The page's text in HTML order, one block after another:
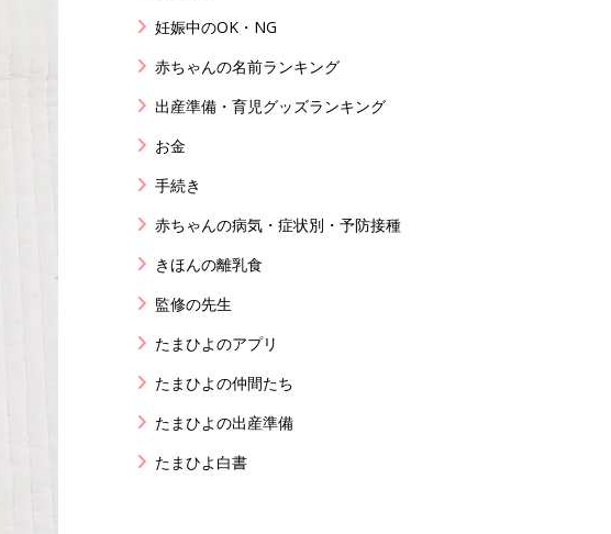
妊娠中のOK・NG
赤ちゃんの名前ランキング
出産準備・育児グッズランキング
お金
手続き
赤ちゃんの病気・症状別・予防接種
きほんの離乳食
監修の先生
たまひよのアプリ
たまひよの仲間たち
たまひよの出産準備
たまひよ白書